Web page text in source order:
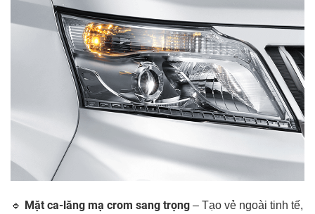
🔹 Mặt ca-lăng mạ crom sang trọng – Tạo vẻ ngoài tinh tế,